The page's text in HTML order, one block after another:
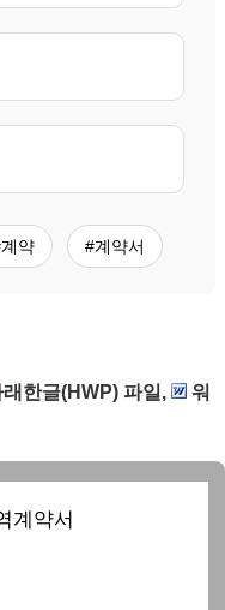
약 #계약서
래한글(HWP) 파일,
워
계약서